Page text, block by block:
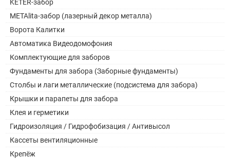
KETER-забор
METAlita-забор (лазерный декор металла)
Ворота Калитки
Автоматика Видеодомофония
Комплектующие для заборов
Фундаменты для забора (Заборные фундаменты)
Столбы и лаги металлические (подсистема для забора)
Крышки и парапеты для забора
Клея и герметики
Гидроизоляция / Гидрофобизация / Антивысол
Кассеты вентиляционные
Крепёж